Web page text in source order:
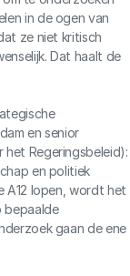
in de ogen van
ze niet kritisch
Dat haalt de
en senior
het Regeringsbeleid):
en politiek
A12 lopen, wordt het
bepaalde
gaan de ene